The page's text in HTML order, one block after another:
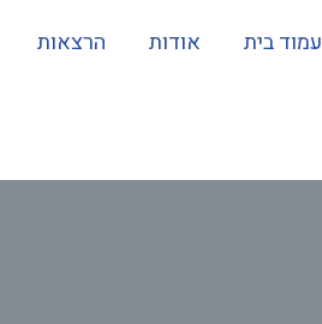
עמוד בית אודות הרצאות